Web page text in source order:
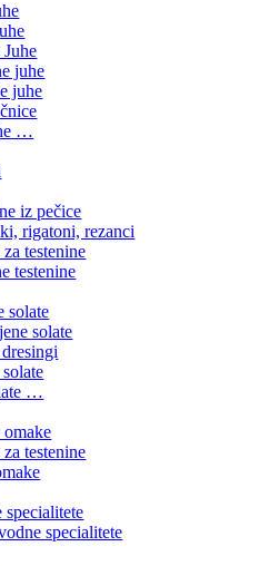
juhe
juhe
…
iz pečice
rigatoni, rezanci
testenine
testenine
solate
solate
…
testenine
specialitete
specialitete